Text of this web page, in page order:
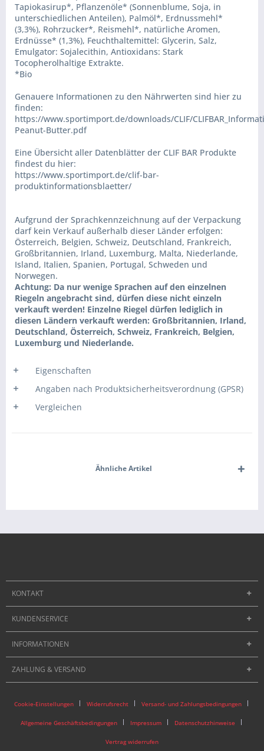
Tapiokasirup*, Pflanzenöle* (Sonnenblume, Soja, in
unterschiedlichen Anteilen), Palmöl*, Erdnussmehl*
(3,3%), Rohrzucker*, Reismehl*, natürliche Aromen,
Erdnüsse* (1,3%), Feuchthaltemittel: Glycerin, Salz,
Emulgator: Sojalecithin, Antioxidans: Stark
Tocopherolhaltige Extrakte.
*Bio
Genauere Informationen zu den Nährwerten sind hier zu
finden:
https://www.sportimport.de/downloads/CLIF/
Peanut-Butter.pdf
Eine Übersicht aller Datenblätter der CLIF BAR Produkte
findest du hier:
https://www.sportimport.de/clif-bar-
produktinformationsblaetter/
Aufgrund der Sprachkennzeichnung auf der Verpackung
darf kein Verkauf außerhalb dieser Länder erfolgen:
Österreich, Belgien, Schweiz, Deutschland, Frankreich,
Großbritannien, Irland, Luxemburg, Malta, Niederlande,
Island, Italien, Spanien, Portugal, Schweden und
Norwegen.
Achtung: Da nur wenige Sprachen auf den einzelnen
Riegeln angebracht sind, dürfen diese nicht einzeln
verkauft werden! Einzelne Riegel dürfen lediglich in
diesen Ländern verkauft werden: Großbritannien, Irland,
Deutschland, Österreich, Schweiz, Frankreich, Belgien,
Luxemburg und Niederlande.
Eigenschaften
Angaben nach Produktsicherheitsverordnung (GPSR)
Vergleichen
Ähnliche Artikel
KONTAKT
KUNDENSERVICE
INFORMATIONEN
ZAHLUNG & VERSAND
Cookie-Einstellungen Widerrufsrecht Versand- und Zahlungsbedingungen
Allgemeine Geschäftsbedingungen Impressum Datenschutzhinweise
Vertrag widerrufen